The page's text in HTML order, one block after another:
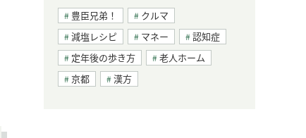
豊臣兄弟！
クルマ
減塩レシピ
マネー
認知症
定年後の歩き方
老人ホーム
京都
漢方